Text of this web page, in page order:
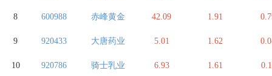
8 600988 赤峰黄金 42.09 1.91
9 920433 大唐药业 5.01 1.62
10 920786 骑士乳业 6.93 1.61